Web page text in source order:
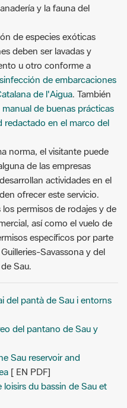
y la fauna del
de especies exóticas
deben ser lavadas y
u otro conforme a
de embarcaciones
de l'Aigua. También
manual de buenas prácticas
redactado en el marco del
norma, el visitante puede
de las empresas
actividades en el
ofrecer este servicio.
permisos de rodajes y de
así como el vuelo de
específicos por parte
Savassona y del
Sau.
del pantà de Sau i entorns
del pantano de Sau y
Sau reservoir and
[ EN PDF]
loisirs du bassin de Sau et